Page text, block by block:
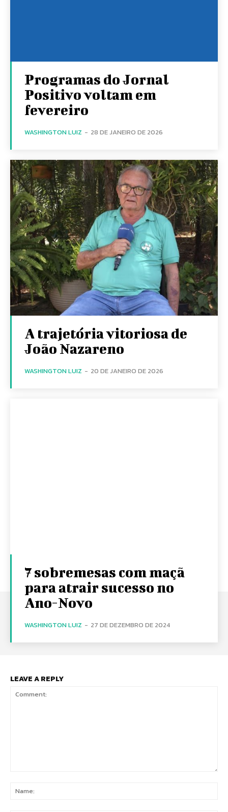
Programas do Jornal
Positivo voltam em
fevereiro
WASHINGTON LUIZ - 28 DE JANEIRO DE 2026
A trajetória vitoriosa de
João Nazareno
WASHINGTON LUIZ - 20 DE JANEIRO DE 2026
7 sobremesas com maçã
para atrair sucesso no
Ano-Novo
WASHINGTON LUIZ - 27 DE DEZEMBRO DE 2024
LEAVE A REPLY